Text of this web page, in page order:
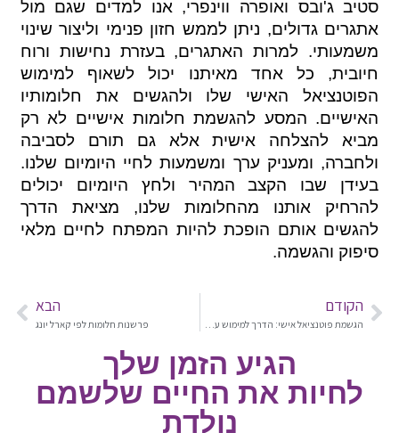
סטיב ג'ובס ואופרה ווינפרי, אנו למדים שגם מול
אתגרים גדולים, ניתן לממש חזון פנימי וליצור שינוי
משמעותי. למרות האתגרים, בעזרת נחישות ורוח
חיובית, כל אחד מאיתנו יכול לשאוף למימוש
הפוטנציאל האישי שלו ולהגשים את חלומותיו
האישיים. המסע להגשמת חלומות אישיים לא רק
מביא להצלחה אישית אלא גם תורם לסביבה
ולחברה, ומעניק ערך ומשמעות לחיי היומיום שלנו.
בעידן שבו הקצב המהיר ולחץ היומיום יכולים
להרחיק אותנו מהחלומות שלנו, מציאת הדרך
להגשים אותם הופכת להיות המפתח לחיים מלאי
סיפוק והגשמה.
הקודם
הגשמת פוטנציאל אישי: הדרך למימוש עצמי ולהצלחה
הבא
פרשנות חלומות לפי קארל יונג
הגיע הזמן שלך
לחיות את החיים שלשמם
נולדת